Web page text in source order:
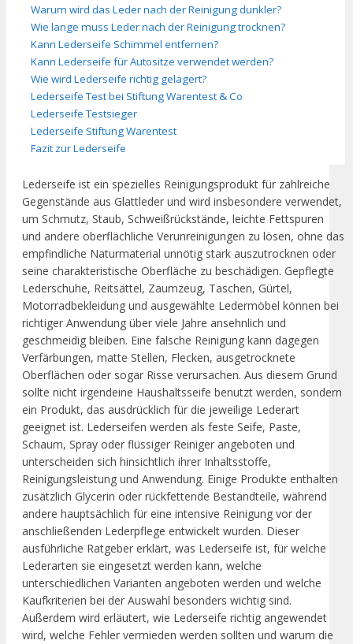
Warum wird das Leder nach der Reinigung dunkler?
Wie lange muss Leder nach der Reinigung trocknen?
Kann Lederseife Schimmel entfernen?
Kann Lederseife für Autositze verwendet werden?
Wie wird Lederseife richtig gelagert?
Lederseife Test bei Stiftung Warentest & Co
Lederseife Testsieger
Lederseife Stiftung Warentest
Fazit zur Lederseife
Lederseife ist ein spezielles Reinigungsprodukt für zahlreiche
Gegenstände aus Glattleder und wird insbesondere verwendet,
um Schmutz, Staub, Schweißrückstände, leichte Fettspuren
und andere oberflächliche Verunreinigungen zu lösen, ohne das
empfindliche Naturmaterial unnötig stark auszutrocknen oder
seine charakteristische Oberfläche zu beschädigen. Gepflegte
Lederschuhe, Reitsättel, Zaumzeug, Taschen, Gürtel,
Motorradbekleidung und ausgewählte Ledermöbel können bei
richtiger Anwendung über viele Jahre ansehnlich und
geschmeidig bleiben. Eine falsche Reinigung kann dagegen
Verfärbungen, matte Stellen, Flecken, ausgetrocknete
Oberflächen oder sogar Risse verursachen. Aus diesem Grund
sollte nicht irgendeine Haushaltsseife benutzt werden, sondern
ein Produkt, das ausdrücklich für die jeweilige Lederart
geeignet ist. Lederseifen werden als feste Seife, Paste,
Schaum, Spray oder flüssiger Reiniger angeboten und
unterscheiden sich hinsichtlich ihrer Inhaltsstoffe,
Reinigungsleistung und Anwendung. Einige Produkte enthalten
zusätzlich Glycerin oder rückfettende Bestandteile, während
andere hauptsächlich für eine intensive Reinigung vor der
anschließenden Lederpflege entwickelt wurden. Dieser
ausführliche Ratgeber erklärt, was Lederseife ist, für welche
Lederarten sie eingesetzt werden kann, welche
unterschiedlichen Varianten angeboten werden und welche
Kaufkriterien bei der Auswahl besonders wichtig sind.
Außerdem wird erläutert, wie Lederseife richtig angewendet
wird, welche Fehler vermieden werden sollten und warum die